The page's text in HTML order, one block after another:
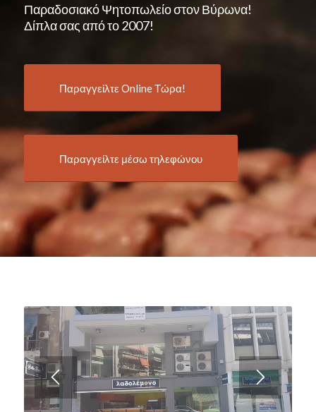
Παραδοσιακό Ψητοπωλείο στον Βύρωνα!
Δίπλα σας από το 2007!
Παραγγείλτε Online Τώρα!
Παραγγείλτε μέσω τηλεφώνου